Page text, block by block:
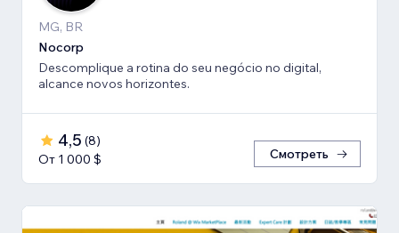
MG, BR
Nocorp
Descomplique a rotina do seu negócio no digital,
alcance novos horizontes.
4,5 (8)
От 1 000 $
Смотреть